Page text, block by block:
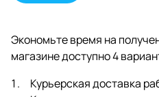
Экономьте время на
магазине доступно 4
Курьерская доставка